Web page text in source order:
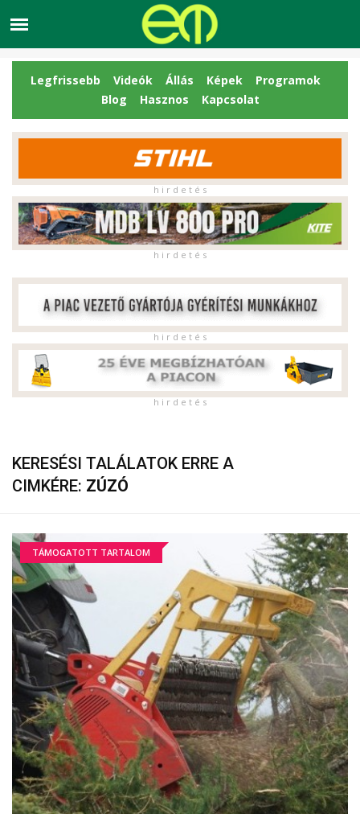
Legfrissebb Videók Állás Képek
Programok
Blog
Hasznos Kapcsolat
h i r d e t é s
h i r d e t é s
h i r d e t é s
h i r d e t é s
KERESÉSI TALÁLATOK ERRE A
CIMKÉRE: ZÚZÓ
TÁMOGATOTT TARTALOM